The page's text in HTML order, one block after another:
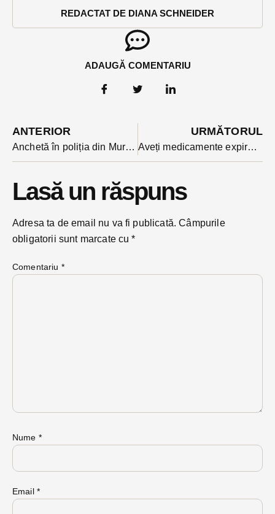
REDACTAT DE DIANA SCHNEIDER
ADAUGĂ COMENTARIU
ANTERIOR
Anchetă în poliția din Mureș, după ce bodyguardul lui Pomohaci s-a interpus între escorta IPJ și acesta
URMĂTORUL
Aveți medicamente expirate, baterii sau vopsele vechi? Urmează o campanie de colectare gratuită în tot județul
Lasă un răspuns
Adresa ta de email nu va fi publicată. Câmpurile
obligatorii sunt marcate cu*
Comentariu *
Nume *
Email *